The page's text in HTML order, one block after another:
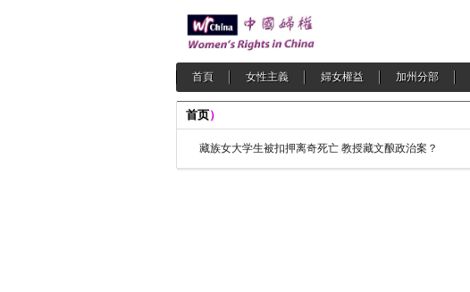
首頁 女性主義 婦女權益 加州分部
首页）
藏族女大学生被扣押离奇死亡 教授藏文酿政治案？